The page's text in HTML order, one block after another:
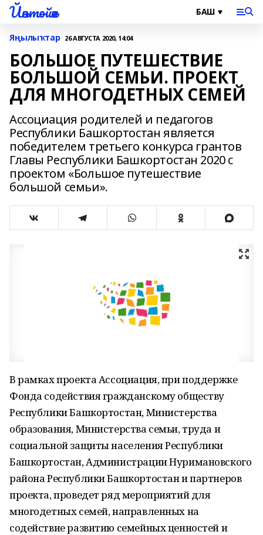
Йәнтөйәк
Яңылыҡтар 26 АВГУСТА 2020, 14:04
БОЛЬШОЕ ПУТЕШЕСТВИЕ
БОЛЬШОЙ СЕМЬИ. ПРОЕКТ
ДЛЯ МНОГОДЕТНЫХ СЕМЕЙ
Ассоциация родителей и педагогов
Республики Башкортостан является
победителем третьего конкурса грантов
Главы Республики Башкортостан 2020 с
проектом «Большое путешествие
большой семьи».
В рамках проекта Ассоциация, при поддержке
Фонда содействия гражданскому обществу
Республики Башкортостан, Министерства
образования, Министерства семьи, труда и
социальной защиты населения Республики
Башкортостан, Администрации Нуримановского
района Республики Башкортостан и партнеров
проекта, проведет ряд мероприятий для
многодетных семей, направленных на
содействие развитию семейных ценностей и